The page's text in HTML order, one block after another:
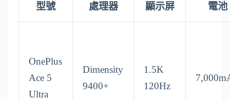
型號 處理器 顯示屏 電池
OnePlus
Ace 5
Ultra
Dimensity
9400+
1.5K
120Hz